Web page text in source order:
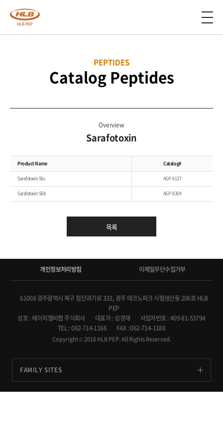
PEPTIDES
Catalog Peptides
Overview
Sarafotoxin
Product Name Catalog#
Sarafotoxin S6c AGP-8137
Sarafotoxin S6b AGP-8304
목록
개인정보처리방침 이메일무단수집거부
61008 광주광역시 북구 첨단과기로 333, 광주 테크노파크 시험생산동 206호 HLB
PEP
상호 : 에이치엘비펩 주식회사
대표자 : 심경재
사업자번호 : 409-81-53794
TEL : 062-714-1166
FAX : 062-714-1188
Copyright © 2016 HLB PEP. All Rights Reserved.
FAMILY SITES